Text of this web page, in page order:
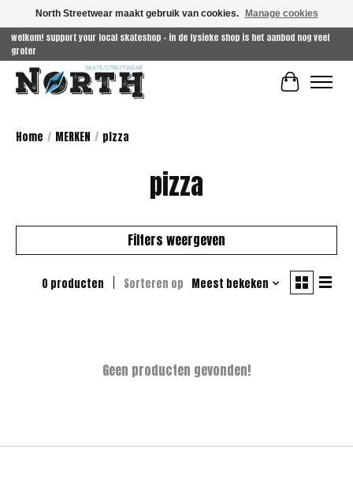
welkom! support your local skateshop - in de fysieke shop is het aanbod nog veel
groter
Home / MERKEN / pizza
pizza
Filters weergeven
0 producten Sorteren op Meest bekeken
Geen producten gevonden!
North Streetwear maakt gebruik van cookies. Manage cookies